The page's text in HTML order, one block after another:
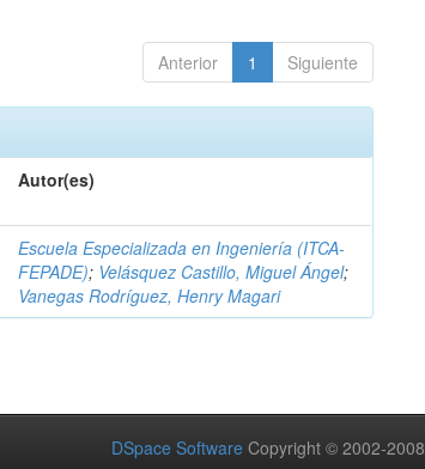
Anterior 1 Siguiente
Autor(es)
Escuela Especializada en Ingeniería (ITCA-
FEPADE); Velásquez Castillo, Miguel Ángel;
Vanegas Rodríguez, Henry Magari
DSpace Software Copyright © 2002-2008